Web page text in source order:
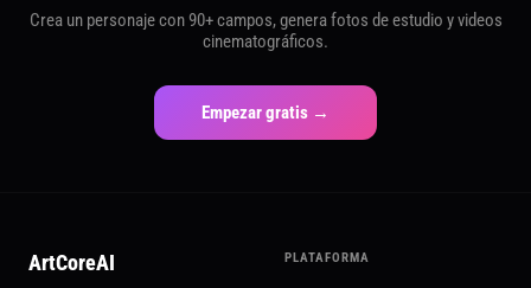
Crea un personaje con 90+ campos, genera fotos de estudio y videos
cinematográficos.
Empezar gratis →
ArtCoreAI PLATAFORMA